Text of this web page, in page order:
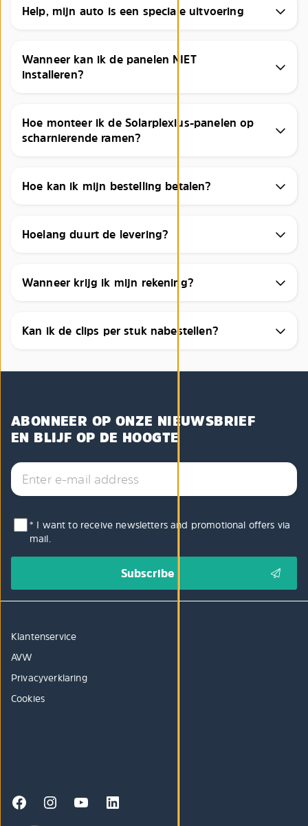
Help, mijn auto is een speciale uitvoering
Wanneer kan ik de panelen NIET
installeren?
Hoe monteer ik de Solarplexius-panelen op
scharnierende ramen?
Hoe kan ik mijn bestelling betalen?
Hoelang duurt de levering?
Wanneer krijg ik mijn rekening?
Kan ik de clips per stuk nabestellen?
ABONNEER OP ONZE NIEUWSBRIEF
EN BLIJF OP DE HOOGTE
* I want to receive newsletters and promotional offers via
mail.
Klantenservice
AVW
Privacyverklaring
Cookies